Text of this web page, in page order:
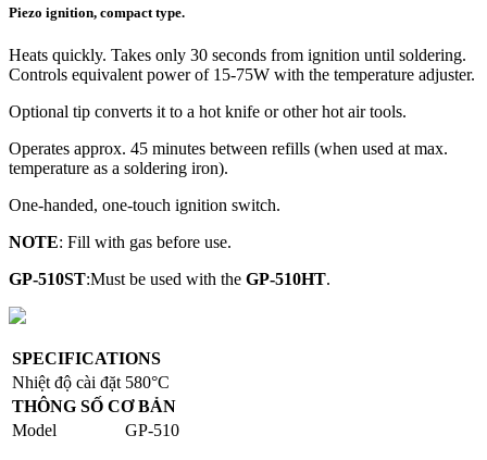
Piezo ignition, compact type.
Heats quickly. Takes only 30 seconds from ignition until soldering.
Controls equivalent power of 15-75W with the temperature adjuster.
Optional tip converts it to a hot knife or other hot air tools.
Operates approx. 45 minutes between refills (when used at max.
temperature as a soldering iron).
One-handed, one-touch ignition switch.
NOTE: Fill with gas before use.
GP-510ST:Must be used with the GP-510HT.
SPECIFICATIONS
Nhiệt độ cài đặt 580°C
THÔNG SỐ CƠ BẢN
Model
GP-510